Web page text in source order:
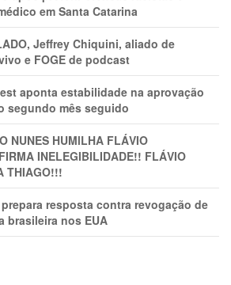
em Santa Catarina
Jeffrey Chiquini, aliado de
e FOGE de podcast
aponta estabilidade na aprovação
segundo mês seguido
NUNES HUMlLHA FLÁVIO
INELEGIBILIDADE!! FLÁVIO
THIAGO!!!
resposta contra revogação de
brasileira nos EUA